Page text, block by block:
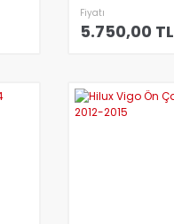
Fiyatı
5.750,00 TL